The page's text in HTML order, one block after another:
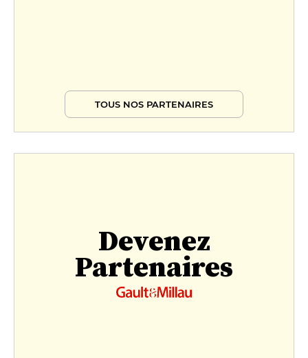
TOUS NOS PARTENAIRES
Devenez
Partenaires